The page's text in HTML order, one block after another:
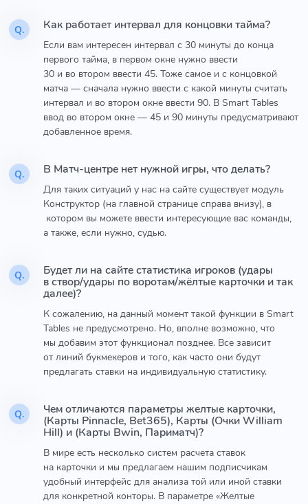
Q. Как работает интервал для концовки тайма?
Если вам интересен интервал с 30 минуты до конца
первого тайма, в первом окне нужно ввести
30 и во втором ввести 45. Тоже самое и с концовкой
матча — сначала нужно ввести с какой минуты считать
интервал и во втором окне ввести 90. В Smart Tables
ввод во втором окне — 45 и 90 минуты предусматривают
добавленное время.
Q. В Матч-центре нет нужной игры, что делать?
Для таких ситуаций у нас на сайте существует модуль
Конструктор (на главной странице справа внизу), в
котором вы можете ввести интересующие вас команды,
а также, если нужно, судью.
Q. Будет ли на сайте статистика игроков (удары
в створ/удары по воротам/жёлтые карточки и так
далее)?
К сожалению, на данный момент такой функции в Smart
Tables не предусмотрено. Но, вполне возможно, что
мы добавим этот функционал позднее. Все зависит
от линий букмекеров и того, как часто они будут
предлагать ставки на индивидуальную статистику.
Q. Чем отличаются параметры желтые карточки,
(Карты Pinnacle, Bet365), Карты (Очки William
Hill) и (Карты Bwin, Париматч)?
В мире есть несколько систем расчета ставок
на карточки и мы предлагаем нашим подписчикам
удобный интерфейс для анализа той или иной ставки
для конкретной конторы. В параметре «Желтые